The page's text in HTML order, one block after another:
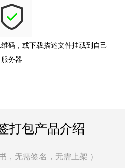
码，或下载描述文件挂载到自己
服务器
打包产品介绍
，无需签名，无需上架 ）